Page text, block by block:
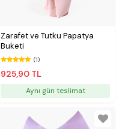
Zarafet ve Tutku Papatya
Buketi
(1)
925,90 TL
Aynı gün teslimat